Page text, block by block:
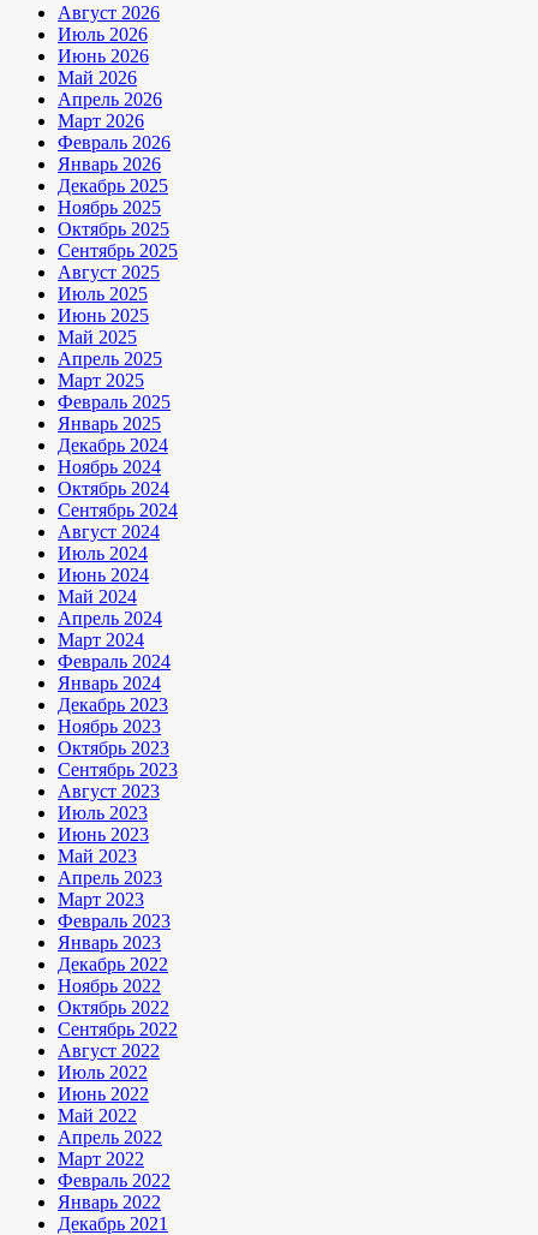
Август 2026
Июль 2026
Июнь 2026
Май 2026
Апрель 2026
Март 2026
Февраль 2026
Январь 2026
Декабрь 2025
Ноябрь 2025
Октябрь 2025
Сентябрь 2025
Август 2025
Июль 2025
Июнь 2025
Май 2025
Апрель 2025
Март 2025
Февраль 2025
Январь 2025
Декабрь 2024
Ноябрь 2024
Октябрь 2024
Сентябрь 2024
Август 2024
Июль 2024
Июнь 2024
Май 2024
Апрель 2024
Март 2024
Февраль 2024
Январь 2024
Декабрь 2023
Ноябрь 2023
Октябрь 2023
Сентябрь 2023
Август 2023
Июль 2023
Июнь 2023
Май 2023
Апрель 2023
Март 2023
Февраль 2023
Январь 2023
Декабрь 2022
Ноябрь 2022
Октябрь 2022
Сентябрь 2022
Август 2022
Июль 2022
Июнь 2022
Май 2022
Апрель 2022
Март 2022
Февраль 2022
Январь 2022
Декабрь 2021